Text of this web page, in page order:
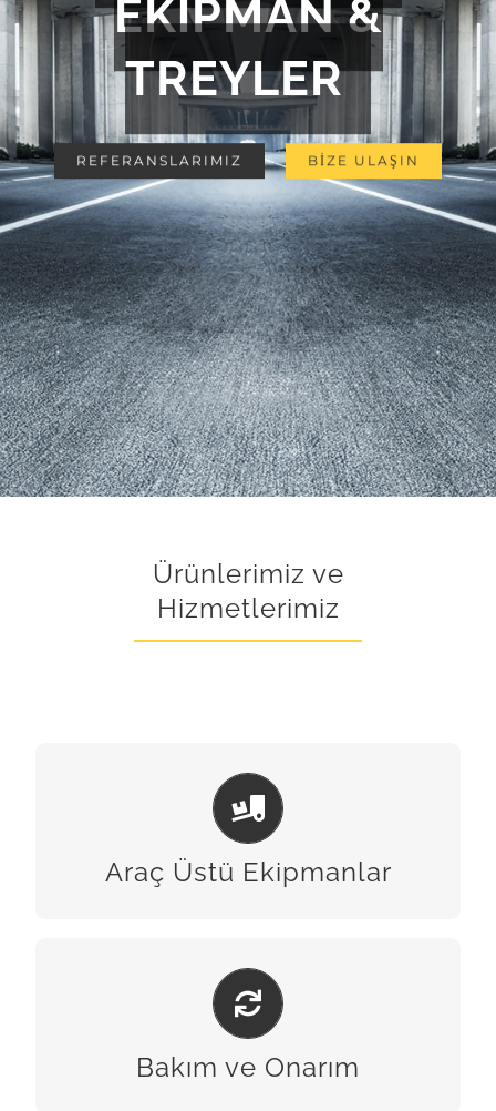
EKİPMAN &
TREYLER
REFERANSLARIMIZ BİZE ULAŞIN
Ürünlerimiz ve
Hizmetlerimiz
Araç Üstü Ekipmanlar
ARAÇ ÜSTÜ EKIPMANLAR
Bakım ve Onarım
BAKIM & ONARIM